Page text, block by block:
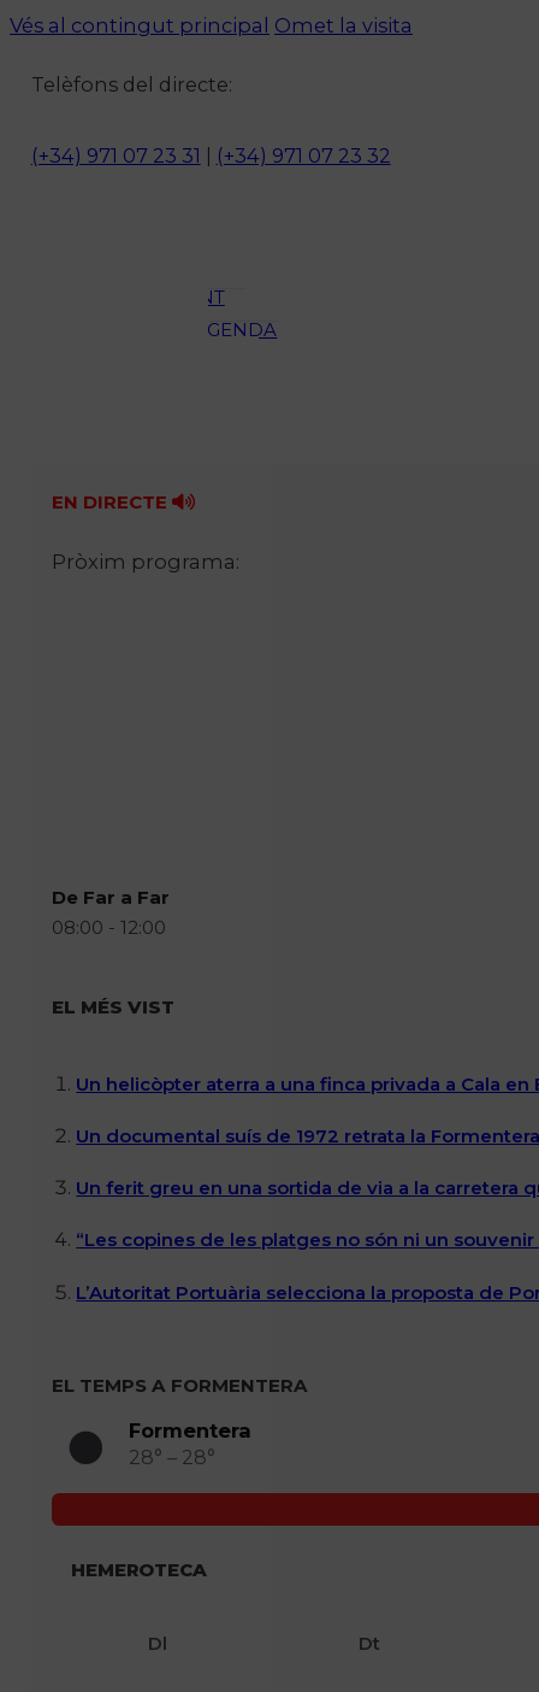
Vés al contingut principal Omet la visita
Telèfons del directe:
(+34) 971 07 23 31 (+34) 971 07 23 32
OCI
AMBIENT
AGENDA
Fes-te'n soci!
EN DIRECTE
Pròxim programa:
De Far a Far
08:00 - 12:00
EL MÉS VIST
Un helicòpter aterra a una finca privada a Cala
Un documental suís de 1972 retrata la
Un ferit greu en una sortida de via a la carretera
“Les copines de les platges no són ni un
L’Autoritat Portuària selecciona la proposta de
EL TEMPS A FORMENTERA
Formentera
28° – 28°
HEMEROTECA
Dl Dt